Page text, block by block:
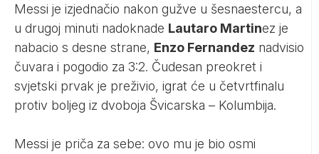
Messi je izjednačio nakon gužve u šesnaestercu, a
u drugoj minuti nadoknade Lautaro Martinez je
nabacio s desne strane, Enzo Fernandez nadvisio
čuvara i pogodio za 3:2. Čudesan preokret i
svjetski prvak je preživio, igrat će u četvrtfinalu
protiv boljeg iz dvoboja Švicarska – Kolumbija.
Messi je priča za sebe: ovo mu je bio osmi